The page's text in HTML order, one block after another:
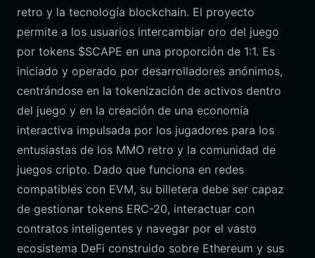
retro y la tecnología blockchain. El proyecto
permite a los usuarios intercambiar oro del juego
por tokens $SCAPE en una proporción de 1:1. Es
iniciado y operado por desarrolladores anónimos,
centrándose en la tokenización de activos dentro
del juego y en la creación de una economía
interactiva impulsada por los jugadores para los
entusiastas de los MMO retro y la comunidad de
juegos cripto. Dado que funciona en redes
compatibles con EVM, su billetera debe ser capaz
de gestionar tokens ERC-20, interactuar con
contratos inteligentes y navegar por el vasto
ecosistema DeFi construido sobre Ethereum y sus